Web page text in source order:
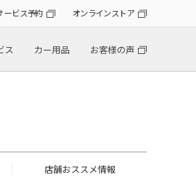
ービス予約 オンラインストア
ス カー用品 お客様の声
店舗おススメ情報